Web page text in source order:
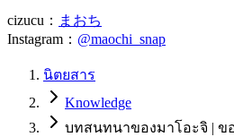
cizucu： まおち
Instagram： @maochi_snap
นิตยสาร
Knowledge
บทสนทนาของมาโอะจิ | ข